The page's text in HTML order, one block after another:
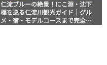
仁淀ブルーの絶景！にこ淵・沈下
橋を巡る仁淀川観光ガイド｜グル
メ・宿・モデルコースまで完全網